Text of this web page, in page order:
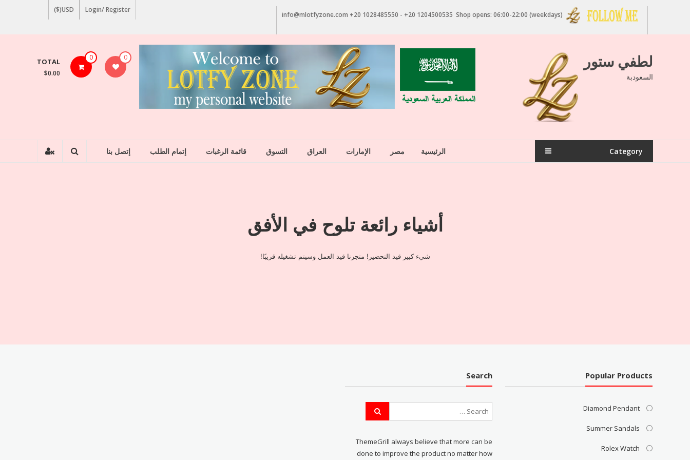
info@mlotfyzone.com +20 1028485550 - +20 1204500535 Shop opens: 06:00-22:00 (weekdays)
Login/ Register
USD($)
لطفي ستور
السعودبة
0
0
TOTAL
$0.00
Category الرئيسية مصر الإمارات العراق التسوق قائمة الرغبات إتمام الطلب إتصل بنا
أشياء رائعة تلوح في الأفق
شيء كبير قيد التحضير! متجرنا قيد العمل وسيتم تشغيله قريبًا!
Popular Products
Diamond Pendant
Summer Sandals
Rolex Watch
Search
ThemeGrill always believe that more can be
done to improve the product no matter how